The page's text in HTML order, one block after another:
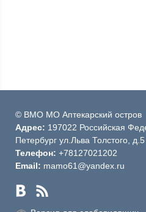
© ВМО МО Аптекарский остров
Адрес: 197022 Российская
Петербург ул.Льва Толстого, д.5
Телефон: +78127021202
Email: mamo61@yandex.ru